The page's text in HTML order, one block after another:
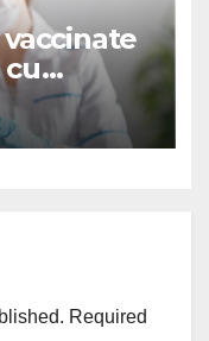
cu
Required